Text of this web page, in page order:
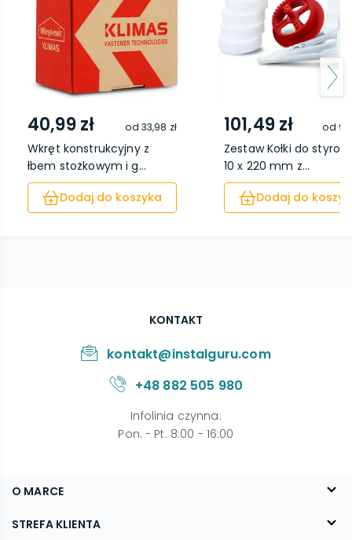
40,99 zł od 33,98 zł
Wkręt konstrukcyjny z
łbem stożkowym i g...
Dodaj do koszyka
101,49 zł od
Zestaw Kołki do
10 x 220 mm z...
Dodaj do
O MARCE
O nas
STREFA KLIENTA
KONTAKT
kontakt@instalguru.com
+48 882 505 980
Infolinia czynna:
Pon. - Pt. 8:00 - 16:00